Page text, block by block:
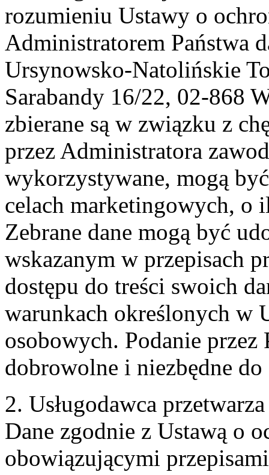
rozumieniu Ustawy o
Administratorem Państwa
Ursynowsko-Natolińskie
Sarabandy 16/22, 02-868
zbierane są w związku z
przez Administratora
wykorzystywane, mogą
celach marketingowych, o
Zebrane dane mogą być
wskazanym w przepisach
dostępu do treści swoich
warunkach określonych w
osobowych. Podanie przez
dobrowolne i niezbędne
2. Usługodawca
Dane zgodnie z Ustawą o
obowiązującymi